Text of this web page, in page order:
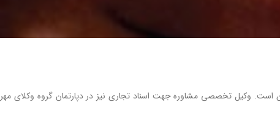
وکیل تخصصی مشاوره جهت اسناد تجاری نیز در دپارتمان گروه وکلای مهر